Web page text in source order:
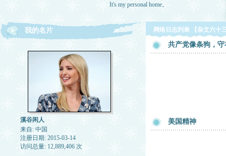
It's my personal home。
我的名片
溪谷闲人
来自: 中国
注册日期: 2015-03-14
访问总量: 12,889,406 次
网络日志列表 【杂文六十
共产党像条狗，
美国精神